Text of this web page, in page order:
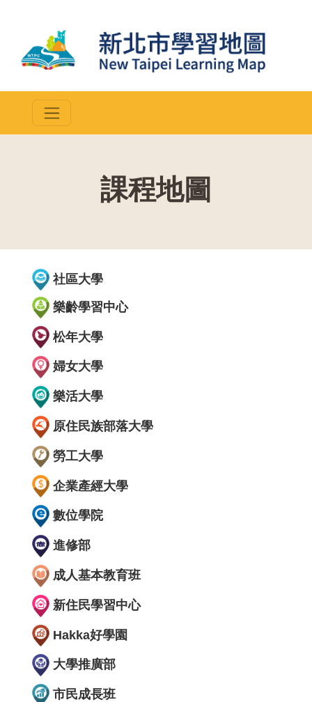
課程地圖
社區大學
樂齡學習中心
松年大學
婦女大學
樂活大學
原住民族部落大學
勞工大學
企業產經大學
數位學院
進修部
成人基本教育班
新住民學習中心
Hakka好學園
大學推廣部
市民成長班